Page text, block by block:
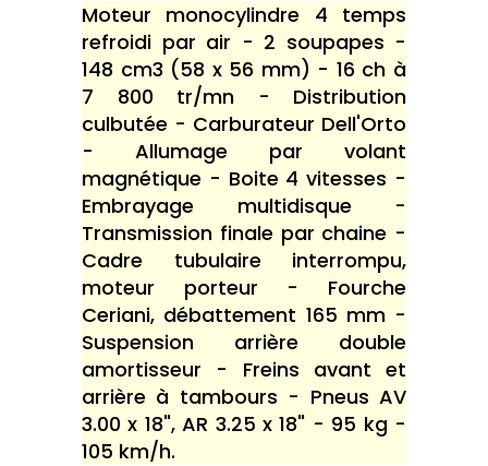
Moteur monocylindre 4 temps
refroidi par air - 2 soupapes -
148 cm3 (58 x 56 mm) - 16 ch à
7 800 tr/mn - Distribution
culbutée - Carburateur Dell'Orto
- Allumage par volant
magnétique - Boite 4 vitesses -
Embrayage multidisque -
Transmission finale par chaine -
Cadre tubulaire interrompu,
moteur porteur - Fourche
Ceriani, débattement 165 mm -
Suspension arrière double
amortisseur - Freins avant et
arrière à tambours - Pneus AV
3.00 x 18", AR 3.25 x 18" - 95 kg -
105 km/h.